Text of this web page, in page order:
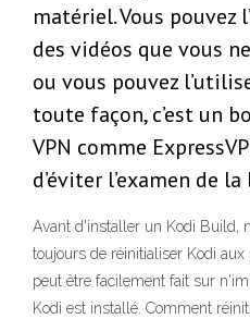
matériel. Vous
des vidéos que vous
ou vous pouvez
toute façon, c’est un
VPN comme
d’éviter l’examen de
Avant d'installer un Kodi Build,
toujours de réinitialiser Kodi
peut être facilement fait sur
Kodi est installé. Comment